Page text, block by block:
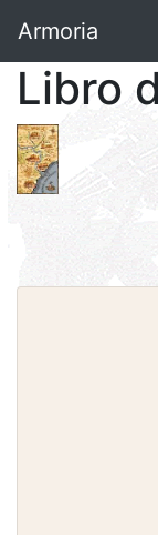
Armoria
Libro